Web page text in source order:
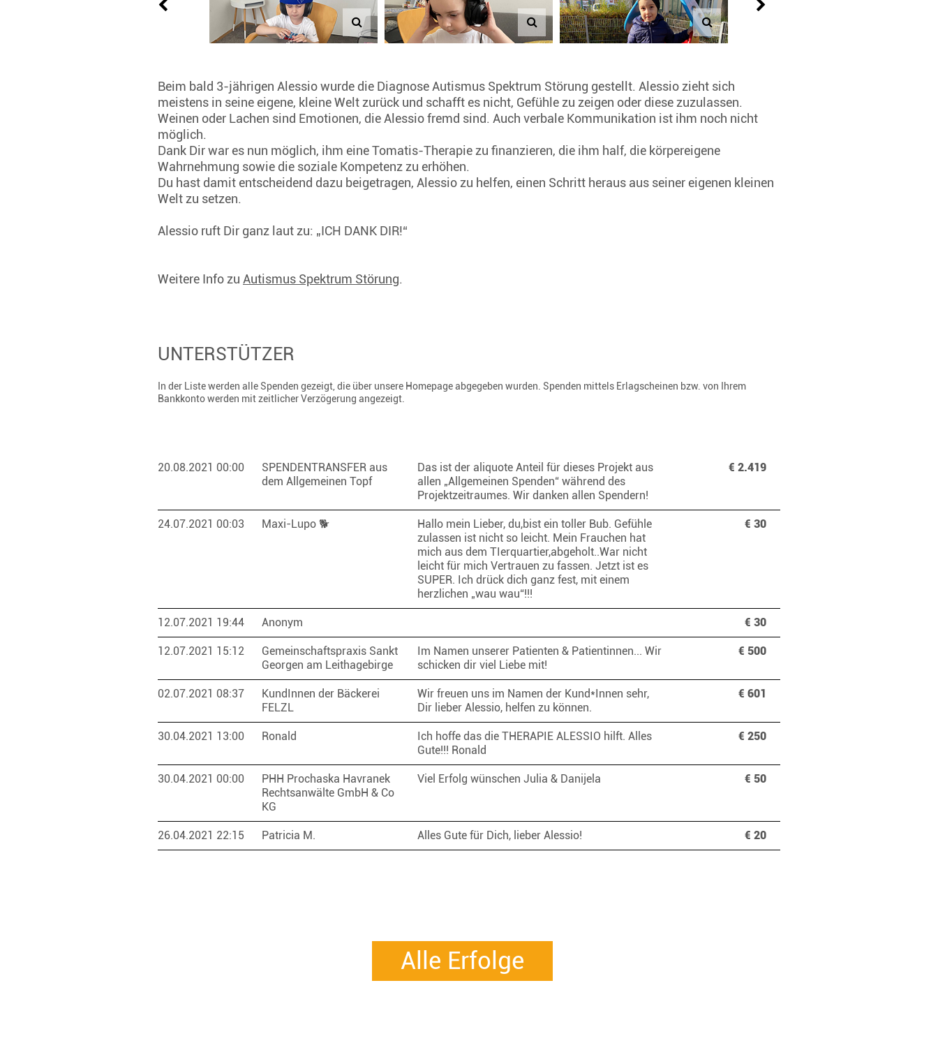
Beim bald 3-jährigen Alessio wurde die Diagnose Autismus Spektrum Störung gestellt. Alessio zieht sich
meistens in seine eigene, kleine Welt zurück und schafft es nicht, Gefühle zu zeigen oder diese zuzulassen.
Weinen oder Lachen sind Emotionen, die Alessio fremd sind. Auch verbale Kommunikation ist ihm noch nicht
möglich.
Dank Dir war es nun möglich, ihm eine Tomatis-Therapie zu finanzieren, die ihm half, die körpereigene
Wahrnehmung sowie die soziale Kompetenz zu erhöhen.
Du hast damit entscheidend dazu beigetragen, Alessio zu helfen, einen Schritt heraus aus seiner eigenen kleinen
Welt zu setzen.
Alessio ruft Dir ganz laut zu: „ICH DANK DIR!“
Weitere Info zu Autismus Spektrum Störung.
UNTERSTÜTZER
In der Liste werden alle Spenden gezeigt, die über unsere Homepage abgegeben wurden. Spenden mittels Erlagscheinen bzw. von Ihrem
Bankkonto werden mit zeitlicher Verzögerung angezeigt.
20.08.2021 00:00
SPENDENTRANSFER aus
dem Allgemeinen Topf
€ 2.419
Das ist der aliquote Anteil für dieses Projekt aus
allen „Allgemeinen Spenden“ während des
Projektzeitraumes. Wir danken allen Spendern!
24.07.2021 00:03 Maxi-Lupo 🐕 € 30
Hallo mein Lieber, du,bist ein toller Bub. Gefühle
zulassen ist nicht so leicht. Mein Frauchen hat
mich aus dem TIerquartier,abgeholt..War nicht
leicht für mich Vertrauen zu fassen. Jetzt ist es
SUPER. Ich drück dich ganz fest, mit einem
herzlichen „wau wau“!!!
12.07.2021 19:44 Anonym € 30
12.07.2021 15:12
Gemeinschaftspraxis Sankt
Georgen am Leithagebirge
€ 500
Im Namen unserer Patienten & Patientinnen... Wir
schicken dir viel Liebe mit!
02.07.2021 08:37
KundInnen der Bäckerei
FELZL
€ 601
Wir freuen uns im Namen der Kund*Innen sehr,
Dir lieber Alessio, helfen zu können.
30.04.2021 13:00 Ronald € 250
Ich hoffe das die THERAPIE ALESSIO hilft. Alles
Gute!!! Ronald
30.04.2021 00:00
PHH Prochaska Havranek
Rechtsanwälte GmbH & Co
KG
€ 50
Viel Erfolg wünschen Julia & Danijela
26.04.2021 22:15 Patricia M. € 20
Alles Gute für Dich, lieber Alessio!
Alle Erfolge